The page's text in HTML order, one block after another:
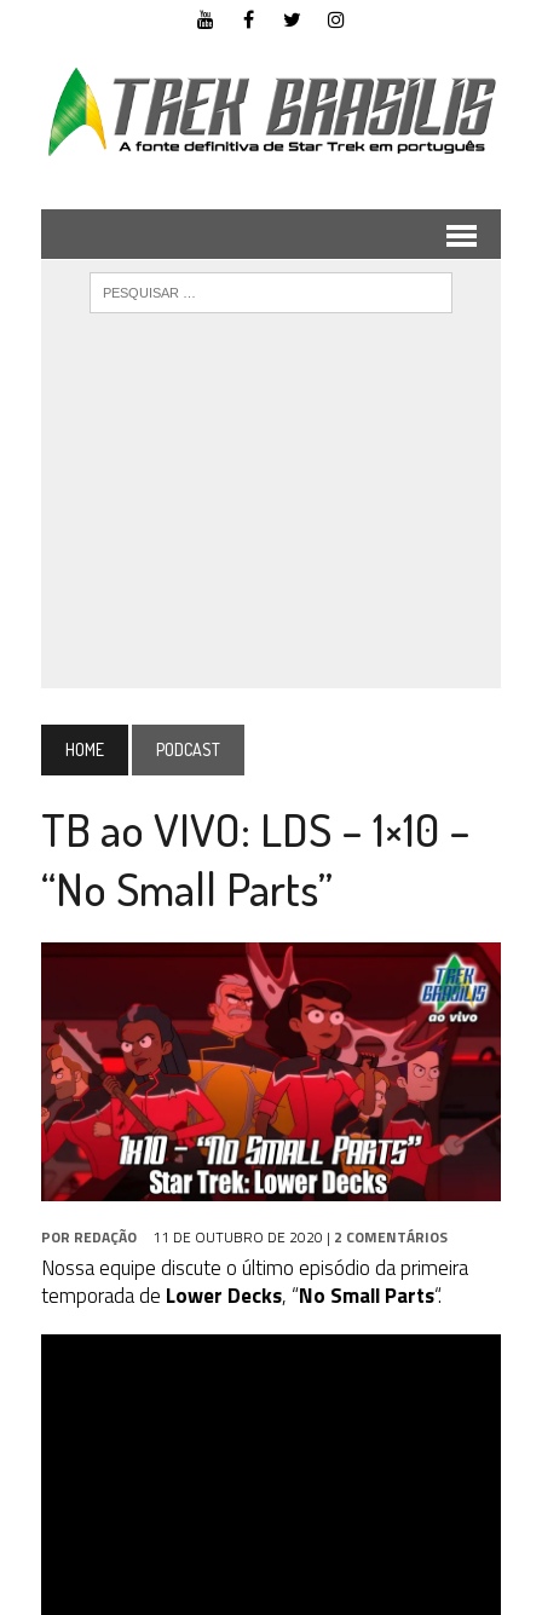
HOME PODCAST
TB ao VIVO: LDS – 1×10 –
“No Small Parts”
POR REDAÇÃO 11 DE OUTUBRO DE 2020 | 2 COMENTÁRIOS
Nossa equipe discute o último episódio da primeira
temporada de Lower Decks, “No Small Parts“.